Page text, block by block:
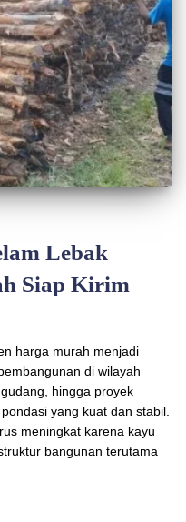
Lebak
Siap Kirim
harga murah menjadi
di wilayah
hingga proyek
yang kuat dan stabil.
meningkat karena kayu
bangunan terutama